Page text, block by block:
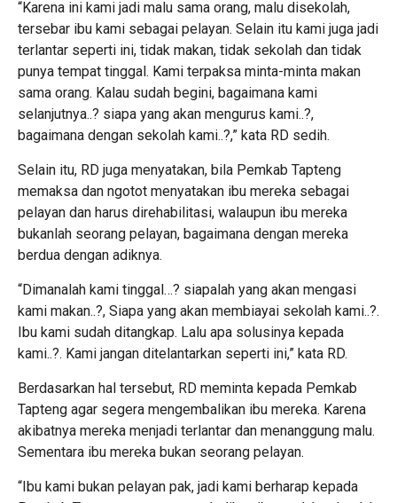
“Karena ini kami jadi malu sama orang, malu disekolah,
tersebar ibu kami sebagai pelayan. Selain itu kami juga jadi
terlantar seperti ini, tidak makan, tidak sekolah dan tidak
punya tempat tinggal. Kami terpaksa minta-minta makan
sama orang. Kalau sudah begini, bagaimana kami
selanjutnya..? siapa yang akan mengurus kami..?,
bagaimana dengan sekolah kami..?,” kata RD sedih.
Selain itu, RD juga menyatakan, bila Pemkab Tapteng
memaksa dan ngotot menyatakan ibu mereka sebagai
pelayan dan harus direhabilitasi, walaupun ibu mereka
bukanlah seorang pelayan, bagaimana dengan mereka
berdua dengan adiknya.
“Dimanalah kami tinggal…? siapalah yang akan mengasi
kami makan..?, Siapa yang akan membiayai sekolah kami..?.
Ibu kami sudah ditangkap. Lalu apa solusinya kepada
kami..?. Kami jangan ditelantarkan seperti ini,” kata RD.
Berdasarkan hal tersebut, RD meminta kepada Pemkab
Tapteng agar segera mengembalikan ibu mereka. Karena
akibatnya mereka menjadi terlantar dan menanggung malu.
Sementara ibu mereka bukan seorang pelayan.
“Ibu kami bukan pelayan pak, jadi kami berharap kepada